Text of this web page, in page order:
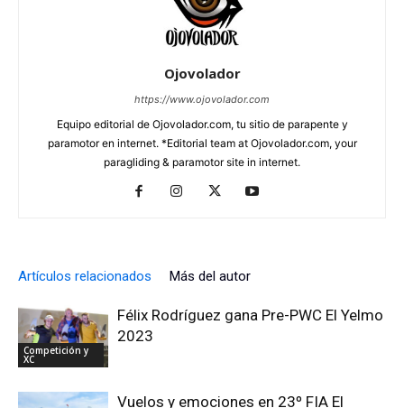
Ojovolador
https://www.ojovolador.com
Equipo editorial de Ojovolador.com, tu sitio de parapente y
paramotor en internet. *Editorial team at Ojovolador.com, your
paragliding & paramotor site in internet.
Artículos relacionados Más del autor
Competición y
XC
Félix Rodríguez gana Pre-PWC El Yelmo
2023
Vuelos y emociones en 23º FIA El